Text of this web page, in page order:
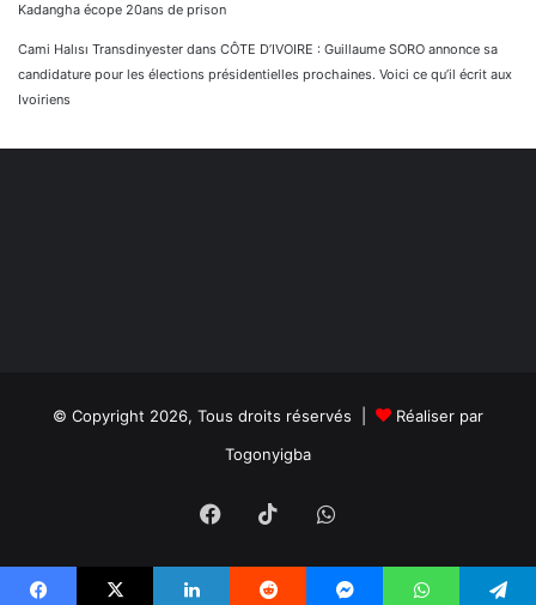
Kadangha écope 20ans de prison
Cami Halısı Transdinyester dans CÔTE D’IVOIRE : Guillaume SORO annonce sa
candidature pour les élections présidentielles prochaines. Voici ce qu’il écrit aux
Ivoiriens
© Copyright 2026, Tous droits réservés |
Réaliser par
Togonyigba
Facebook
TikTokWhatsApp